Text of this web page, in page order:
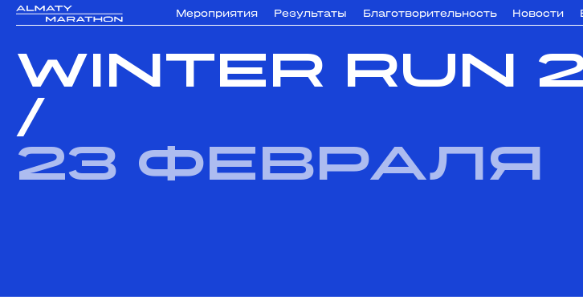
Мероприятия Результаты Благотворительность Новости
WINTER RUN
/
23 февраля